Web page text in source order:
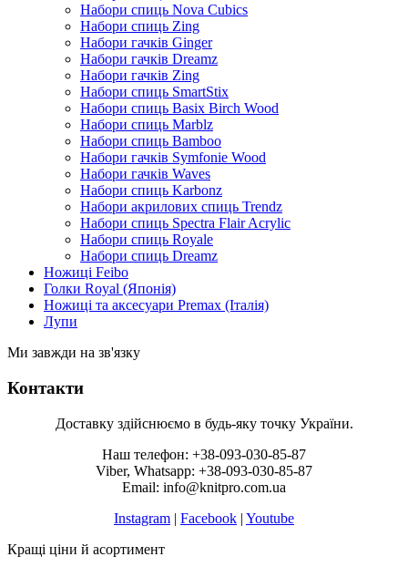
Набори спиць Nova Cubics
Набори спиць Zing
Набори гачків Ginger
Набори гачків Dreamz
Набори гачків Zing
Набори спиць SmartStix
Набори спиць Basix Birch Wood
Набори спиць Marblz
Набори спиць Bamboo
Набори гачків Symfonie Wood
Набори гачків Waves
Набори спиць Karbonz
Набори акрилових спиць Trendz
Набори спиць Spectra Flair Acrylic
Набори спиць Royale
Набори спиць Dreamz
Ножиці Feibo
Голки Royal (Японія)
Ножиці та аксесуари Premax (Італія)
Лупи
Ми завжди на зв'язку
Контакти
Доставку здійснюємо в будь-яку точку України.
Наш телефон: +38-093-030-85-87
Viber, Whatsapp: +38-093-030-85-87
Email: info@knitpro.com.ua
Instagram | Facebook | Youtube
Кращі ціни й асортимент